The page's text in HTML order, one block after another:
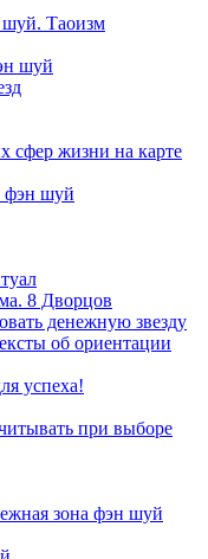
Таоизм
шуй
сфер жизни на карте
фэн шуй
8 Дворцов
денежную звезду
об ориентации
успеха!
при выборе
зона фэн шуй